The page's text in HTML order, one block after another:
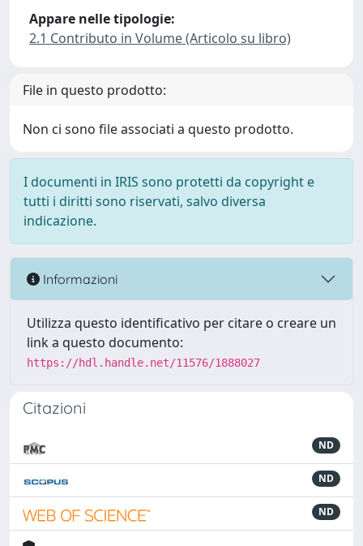
Appare nelle tipologie:
2.1 Contributo in Volume (Articolo su libro)
File in questo prodotto:
Non ci sono file associati a questo prodotto.
I documenti in IRIS sono protetti da copyright e
tutti i diritti sono riservati, salvo diversa
indicazione.
Informazioni
Utilizza questo identificativo per citare o creare un
link a questo documento:
https://hdl.handle.net/11576/1888027
Citazioni
ND
ND
ND